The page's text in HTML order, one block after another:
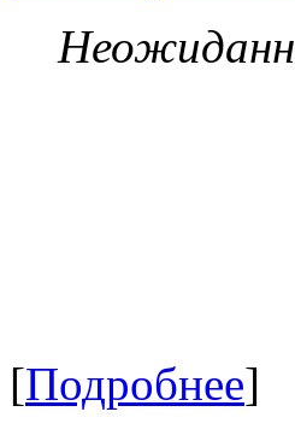
[Подробнее]